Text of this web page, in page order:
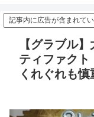
記事内に広告が含まれてい
【グラブル
ティファクト
くれぐれも慎